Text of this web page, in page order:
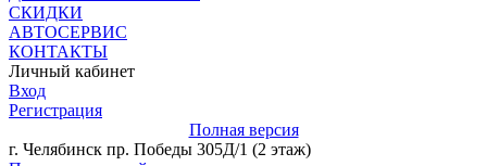
СКИДКИ
АВТОСЕРВИС
КОНТАКТЫ
Личный кабинет
Вход
Регистрация
Полная версия
г. Челябинск пр. Победы 305Д/1 (2 этаж)